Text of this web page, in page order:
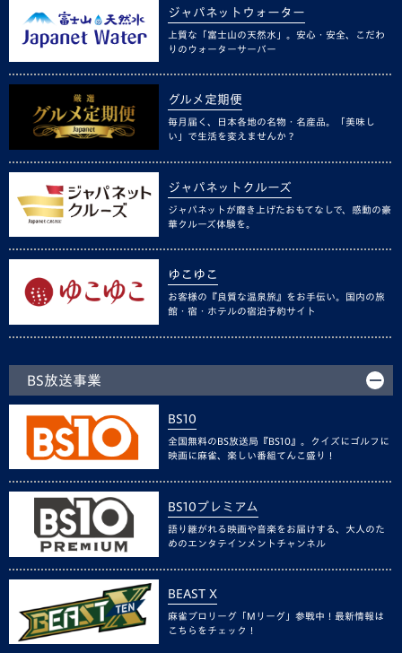
ジャパネットウォーター
上質な「富士山の天然水」。安心・安全、こだわ
りのウォーターサーバー
グルメ定期便
毎月届く、日本各地の名物・名産品。「美味し
い」で生活を変えませんか？
ジャパネットクルーズ
ジャパネットが磨き上げたおもてなしで、感動の豪
華クルーズ体験を。
ゆこゆこ
お客様の『良質な温泉旅』をお手伝い。国内の旅
館・宿・ホテルの宿泊予約サイト
BS放送事業
BS10
全国無料のBS放送局『BS10』。クイズにゴルフに
映画に麻雀、楽しい番組てんこ盛り！
BS10プレミアム
語り継がれる映画や音楽をお届けする、大人のた
めのエンタテインメントチャンネル
BEAST X
麻雀プロリーグ「Mリーグ」参戦中！最新情報は
こちらをチェック！